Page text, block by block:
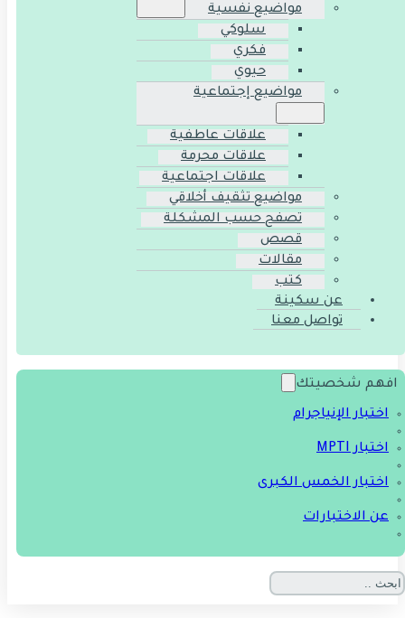
مواضيع نفسية
سلوكي
فكري
حيوي
مواضيع إجتماعية
علاقات عاطفية
علاقات محرمة
علاقات اجتماعية
مواضيع تثقيف أخلاقي
تصفح حسب المشكلة
قصص
مقالات
كتب
عن سكينة
تواصل معنا
افهم شخصيتك
اختبار الإنياجرام
اختبار MPTI
اختبار الخمس الكبرى
عن الاختبارات